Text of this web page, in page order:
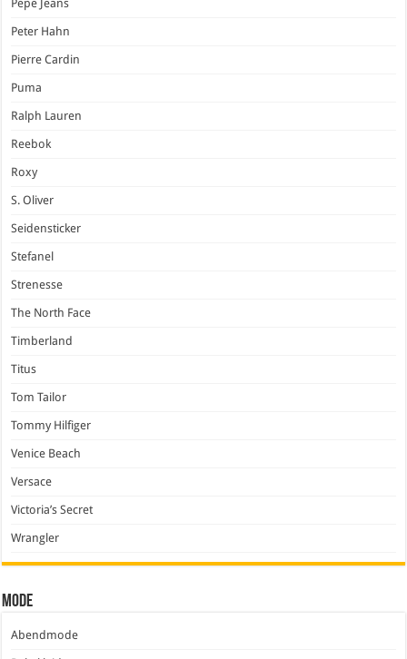
Pepe Jeans
Peter Hahn
Pierre Cardin
Puma
Ralph Lauren
Reebok
Roxy
S. Oliver
Seidensticker
Stefanel
Strenesse
The North Face
Timberland
Titus
Tom Tailor
Tommy Hilfiger
Venice Beach
Versace
Victoria’s Secret
Wrangler
Mode
Abendmode